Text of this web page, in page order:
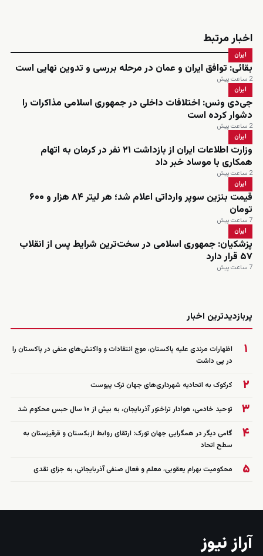
اخبار مرتبط
ایران
بقائی: توافق ایران و عمان در مرحله بررسی و تدوین نهایی است
2 ساعت پیش
ایران
جی‌دی ونس: اختلافات داخلی در جمهوری اسلامی مذاکرات را
دشوار کرده است
2 ساعت پیش
ایران
وزارت اطلاعات ایران از بازداشت ۲۱ نفر در کرمان به اتهام
همکاری با موساد خبر داد
2 ساعت پیش
ایران
قیمت بنزین سوپر وارداتی اعلام شد؛ هر لیتر ۸۴ هزار و ۶۰۰
تومان
7 ساعت پیش
ایران
پزشکیان: جمهوری اسلامی در سخت‌ترین شرایط پس از انقلاب
۵۷ قرار دارد
7 ساعت پیش
پربازدیدترین اخبار
۱
اظهارات مرندی علیه پاکستان، موج انتقادات و واکنش‌های منفی در پاکستان را
در پی داشت
۲ کرکوک به اتحادیه شهرداری‌های جهان ترک پیوست
۳ توحید خادمی، هوادار تراختور آذربایجان، به بیش از ۱۰ سال حبس محکوم شد
۴
گامی دیگر در همگرایی جهان تورک: ارتقای روابط ازبکستان و قرقیزستان به
سطح اتحاد
۵ محکومیت بهرام یعقوبی، معلم و فعال صنفی آذربایجانی، به جزای نقدی
آراز نیوز